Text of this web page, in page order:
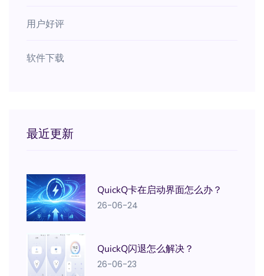
用户好评
软件下载
最近更新
QuickQ卡在启动界面怎么办？
26-06-24
QuickQ闪退怎么解决？
26-06-23